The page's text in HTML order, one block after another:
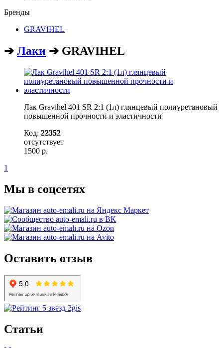
Бренды
GRAVIHEL
➔ Лаки ➔ GRAVIHEL
Лак Gravihel 401 SR 2:1 (1л) глянцевый полиуретановый
повышенной прочности и эластичности
Код: 22352
отсутствует
1500 р.
1
Мы в соцсетях
Оставить отзыв
Статьи